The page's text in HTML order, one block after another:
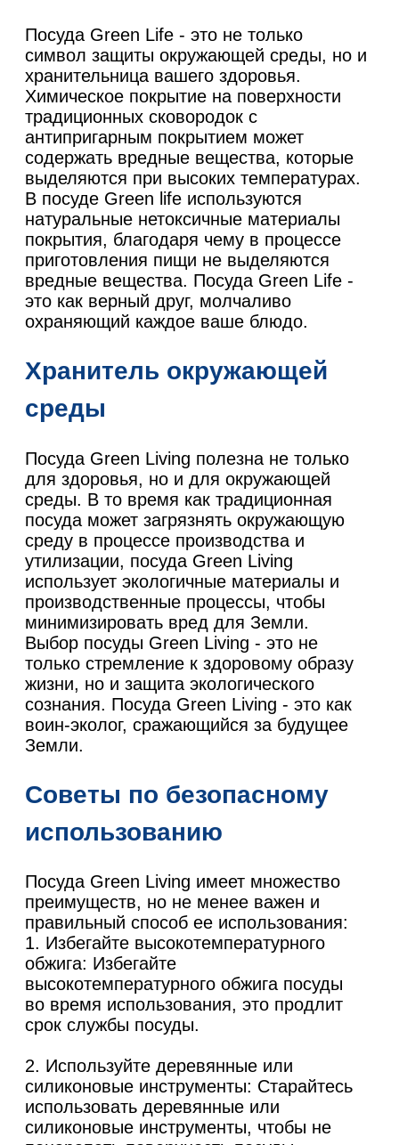
Посуда Green Life - это не только
символ защиты окружающей среды, но и
хранительница вашего здоровья.
Химическое покрытие на поверхности
традиционных сковородок с
антипригарным покрытием может
содержать вредные вещества, которые
выделяются при высоких температурах.
В посуде Green life используются
натуральные нетоксичные материалы
покрытия, благодаря чему в процессе
приготовления пищи не выделяются
вредные вещества. Посуда Green Life -
это как верный друг, молчаливо
охраняющий каждое ваше блюдо.
Хранитель окружающей
среды
Посуда Green Living полезна не только
для здоровья, но и для окружающей
среды. В то время как традиционная
посуда может загрязнять окружающую
среду в процессе производства и
утилизации, посуда Green Living
использует экологичные материалы и
производственные процессы, чтобы
минимизировать вред для Земли.
Выбор посуды Green Living - это не
только стремление к здоровому образу
жизни, но и защита экологического
сознания. Посуда Green Living - это как
воин-эколог, сражающийся за будущее
Земли.
Советы по безопасному
использованию
Посуда Green Living имеет множество
преимуществ, но не менее важен и
правильный способ ее использования:
1. Избегайте высокотемпературного
обжига: Избегайте
высокотемпературного обжига посуды
во время использования, это продлит
срок службы посуды.
2. Используйте деревянные или
силиконовые инструменты: Старайтесь
использовать деревянные или
силиконовые инструменты, чтобы не